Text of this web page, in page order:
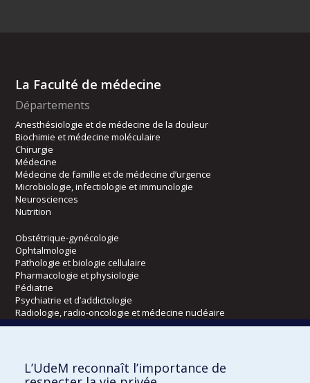
La Faculté de médecine
Départements
Anesthésiologie et de médecine de la douleur
Biochimie et médecine moléculaire
Chirurgie
Médecine
Médecine de famille et de médecine d’urgence
Microbiologie, infectiologie et immunologie
Neurosciences
Nutrition
Obstétrique-gynécologie
Ophtalmologie
Pathologie et biologie cellulaire
Pharmacologie et physiologie
Pédiatrie
Psychiatrie et d’addictologie
Radiologie, radio-oncologie et médecine nucléaire
Kinésiologie et des sciences de l’activité physique
L’UdeM reconnaît l’importance de